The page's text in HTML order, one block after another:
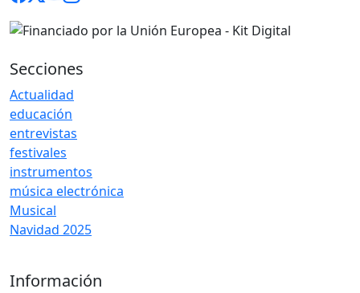
Secciones
Actualidad
educación
entrevistas
festivales
instrumentos
música electrónica
Musical
Navidad 2025
Información